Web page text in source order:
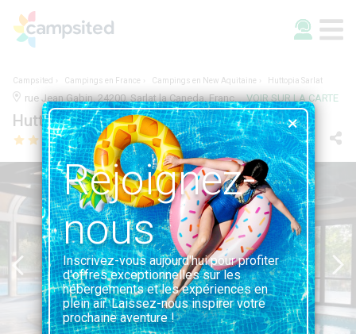
Campsited Campings en France Campings en New Aquitaine Huttopia Sarlat
rue Jean Gabin, 24200, Sarlat la Caneda, France | 3.9KM DE SARLAT LA CANEDA VOIR SUR LA CARTE
Huttopia Sarlat
Rejoignez-
nous
Inscrivez-vous aujourd'hui pour profiter
d'offres exceptionnelles sur les
hébergements et les expériences en
plein air. Laissez-nous inspirer votre
prochaine aventure !